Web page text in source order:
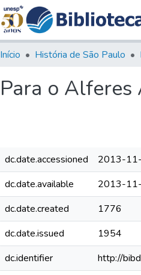
Início História de São Paulo
Para o Alferes
dc.date.accessioned
2013-
dc.date.available
2013-
dc.date.created
1776
dc.date.issued
1954
dc.identifier
http://